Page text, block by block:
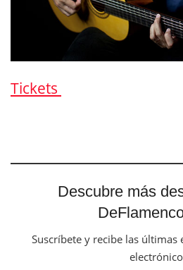
Tickets
Descubre más
Suscríbete y recibe las últimas